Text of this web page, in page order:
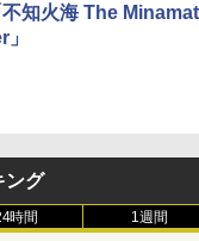
不知火海 The
ング
時間 1週間